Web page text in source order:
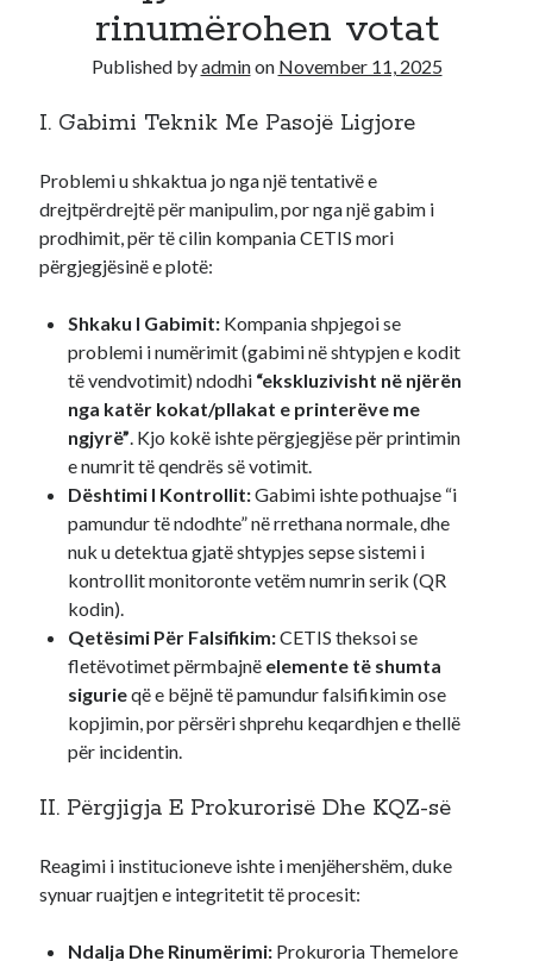
Recent Comments
rinumërohen votat
Published byadminon November 11, 2025
I. Gabimi Teknik Me Pasojë Ligjore
Problemi u shkaktua jo nga një tentativë e
drejtpërdrejtë për manipulim, por nga një gabim i
prodhimit, për të cilin kompania CETIS mori
përgjegjësinë e plotë:
Shkaku I Gabimit: Kompania shpjegoi se
problemi i numërimit (gabimi në shtypjen e kodit
të vendvotimit) ndodhi “ekskluzivisht në njërën
nga katër kokat/pllakat e printerëve me
ngjyrë”. Kjo kokë ishte përgjegjëse për printimin
e numrit të qendrës së votimit.
Dështimi I Kontrollit:Gabimi ishte pothuajse “i
pamundur të ndodhte” në rrethana normale, dhe
nuk u detektua gjatë shtypjes sepse sistemi i
kontrollit monitoronte vetëm numrin serik (QR
kodin).
Qetësimi Për Falsifikim:CETIS theksoi se
fletëvotimet përmbajnë elemente të shumta
sigurieqë e bëjnë të pamundur falsifikimin ose
kopjimin, por përsëri shprehu keqardhjen e thellë
për incidentin.
II. Përgjigja E Prokurorisë Dhe KQZ-së
Reagimi i institucioneve ishte i menjëhershëm, duke
synuar ruajtjen e integritetit të procesit:
Ndalja Dhe Rinumërimi: Prokuroria Themelore